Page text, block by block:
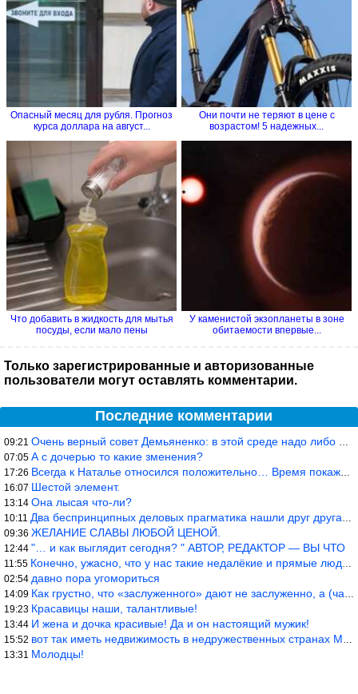
Опасный месяц для рубля. Прогноз
курса доллара на август...
Они почти не теряют в цене с
возрастом! 5 надежных...
Что добавить в жидкость для мытья
посуды, если мало пены
У каменистой экзопланеты в зоне
обитаемости впервые...
Только зарегистрированные и авторизованные
пользователи могут оставлять комментарии.
Последние комментарии
09:21 Очень верный совет Демьяненко: в этой среде надо либо иметь зубы
07:05 А с дочерью то какие зменения?
17:26 Всегда к Наталье относился положительно… Время покажет, что буде
16:07 Шестой элемент.
13:14 Она лысая что-ли?
10:11 Два беспринципных деловых прагматика нашли друг друга и «остепен
09:36 ЖЕЛАНИЕ СЛАВЫ ЛЮБОЙ ЦЕНОЙ.
12:44 "… и как выглядит сегодня? " АВТОР, РЕДАКТОР — ВЫ ЧТО
11:55 Конечно, ужасно, что у нас такие недалёкие и прямые люди… Как мо
02:54 давно пора угомориться
14:09 Как грустно, что «заслуженного» дают не заслуженно, а (чаще) по-
19:23 Красавицы наши, талантливые!
13:44 И жена и дочка красивые! Да и он настоящий мужик!
15:52 вот так иметь недвижимость в недружественных странах Могут забра
13:31 Молодцы!